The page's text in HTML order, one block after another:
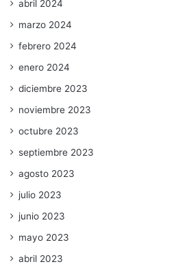
abril 2024
marzo 2024
febrero 2024
enero 2024
diciembre 2023
noviembre 2023
octubre 2023
septiembre 2023
agosto 2023
julio 2023
junio 2023
mayo 2023
abril 2023